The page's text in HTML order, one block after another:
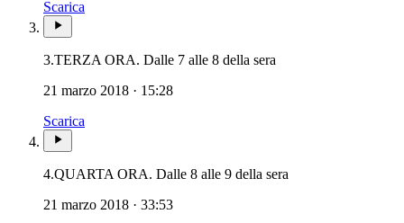
Scarica
3.TERZA ORA. Dalle 7 alle 8 della sera
21 marzo 2018 · 15:28
Scarica
4.QUARTA ORA. Dalle 8 alle 9 della sera
21 marzo 2018 · 33:53